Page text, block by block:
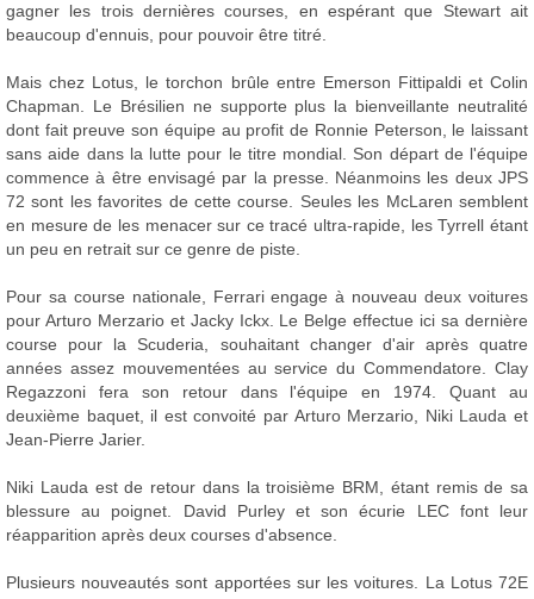
gagner les trois dernières courses, en espérant que Stewart ait
beaucoup d'ennuis, pour pouvoir être titré.
Mais chez Lotus, le torchon brûle entre Emerson Fittipaldi et Colin
Chapman. Le Brésilien ne supporte plus la bienveillante neutralité
dont fait preuve son équipe au profit de Ronnie Peterson, le laissant
sans aide dans la lutte pour le titre mondial. Son départ de l'équipe
commence à être envisagé par la presse. Néanmoins les deux JPS
72 sont les favorites de cette course. Seules les McLaren semblent
en mesure de les menacer sur ce tracé ultra-rapide, les Tyrrell étant
un peu en retrait sur ce genre de piste.
Pour sa course nationale, Ferrari engage à nouveau deux voitures
pour Arturo Merzario et Jacky Ickx. Le Belge effectue ici sa dernière
course pour la Scuderia, souhaitant changer d'air après quatre
années assez mouvementées au service du Commendatore. Clay
Regazzoni fera son retour dans l'équipe en 1974. Quant au
deuxième baquet, il est convoité par Arturo Merzario, Niki Lauda et
Jean-Pierre Jarier.
Niki Lauda est de retour dans la troisième BRM, étant remis de sa
blessure au poignet. David Purley et son écurie LEC font leur
réapparition après deux courses d'absence.
Plusieurs nouveautés sont apportées sur les voitures. La Lotus 72E